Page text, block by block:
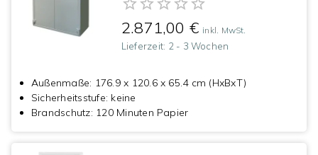
2.871,00 € inkl. MwSt.
Lieferzeit: 2 - 3 Wochen
Außenmaße: 176.9 x 120.6 x 65.4 cm (HxBxT)
Sicherheitsstufe: keine
Brandschutz: 120 Minuten Papier